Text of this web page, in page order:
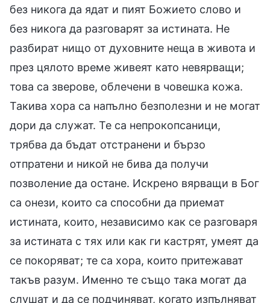
без никога да ядат и пият Божието слово и
без никога да разговарят за истината. Не
разбират нищо от духовните неща в живота и
през цялото време живеят като невярващи;
това са зверове, облечени в човешка кожа.
Такива хора са напълно безполезни и не могат
дори да служат. Те са непрокопсаници,
трябва да бъдат отстранени и бързо
отпратени и никой не бива да получи
позволение да остане. Искрено вярващи в Бог
са онези, които са способни да приемат
истината, които, независимо как се разговаря
за истината с тях или как ги кастрят, умеят да
се покоряват; те са хора, които притежават
такъв разум. Именно те също така могат да
слушат и да се подчиняват, когато изпълняват